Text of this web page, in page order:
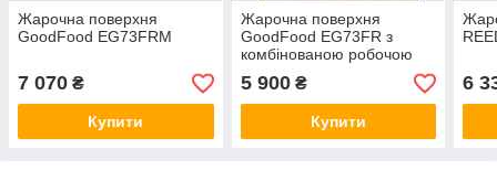
Жарочна поверхня
GoodFood EG73FRM
7 070 ₴
Купити
Жарочна поверхня
GoodFood EG73FR з
комбінованою робочою
рифлена)
5 900₴
Купити
6